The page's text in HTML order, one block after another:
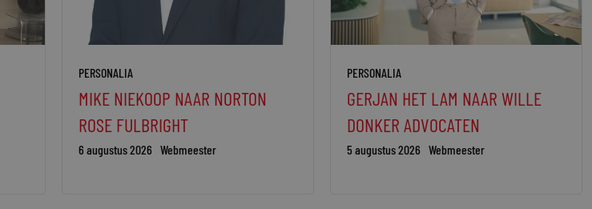
PERSONALIA
MIKE NIEKOOP NAAR NORTON
ROSE FULBRIGHT
6 augustus 2026 Webmeester
PERSONALIA
GERJAN HET LAM NAAR WILLE
DONKER ADVOCATEN
5 augustus 2026 Webmeester